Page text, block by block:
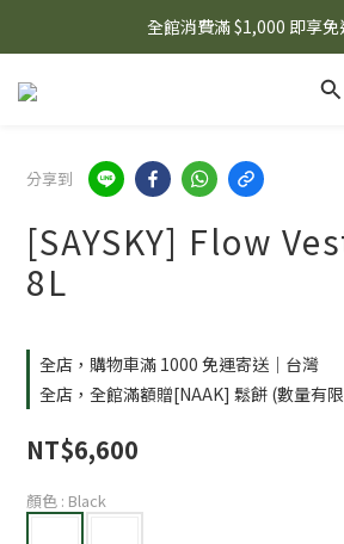
🌟 想知道現在有什麼優惠嗎？ 點擊
全館消費滿 $1,000 即享免
🌟 想知道現在有什麼優惠嗎？ 點擊
分享到
[SAYSKY] Flow
8L
全店，購物車滿 1000 免運寄送｜台灣
全店，全館滿額贈[NAAK] 鬆餅 (數量有
NT$6,600
顏色 : Black